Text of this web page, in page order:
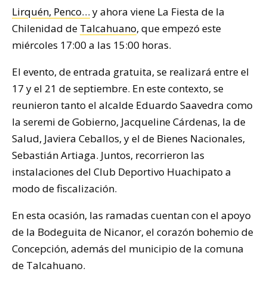
Lirquén, Penco… y ahora viene La Fiesta de la
Chilenidad de Talcahuano, que empezó este
miércoles 17:00 a las 15:00 horas.
El evento, de entrada gratuita, se realizará entre el
17 y el 21 de septiembre. En este contexto, se
reunieron tanto el alcalde Eduardo Saavedra como
la seremi de Gobierno, Jacqueline Cárdenas, la de
Salud, Javiera Ceballos, y el de Bienes Nacionales,
Sebastián Artiaga. Juntos, recorrieron las
instalaciones del Club Deportivo Huachipato a
modo de fiscalización.
En esta ocasión, las ramadas cuentan con el apoyo
de la Bodeguita de Nicanor, el corazón bohemio de
Concepción, además del municipio de la comuna
de Talcahuano.